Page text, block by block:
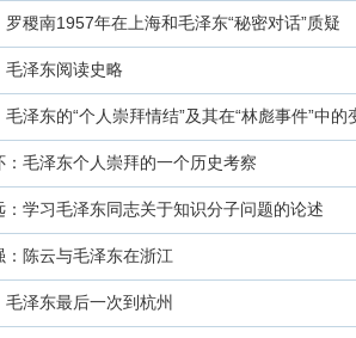
罗稷南1957年在上海和毛泽东“秘密对话”质疑
毛泽东阅读史略
毛泽东的“个人崇拜情结”及其在“林彪事件”中的
：毛泽东个人崇拜的一个历史考察
：学习毛泽东同志关于知识分子问题的论述
：陈云与毛泽东在浙江
毛泽东最后一次到杭州